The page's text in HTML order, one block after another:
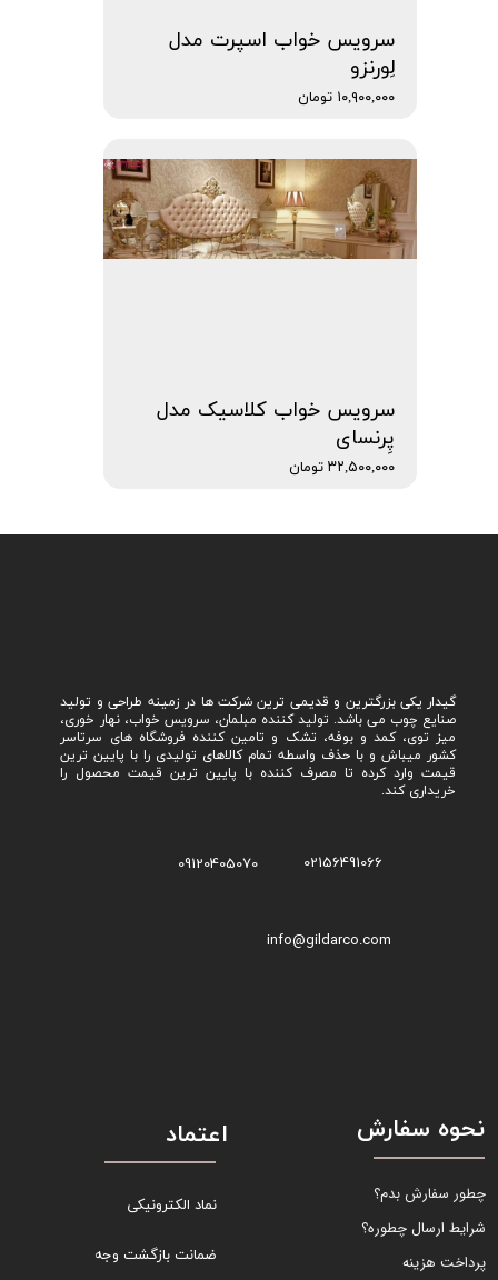
سرویس خواب اسپرت مدل
لِورنزو
۱۰,۹۰۰,۰۰۰ تومان
سرویس خواب کلاسیک مدل
پِرنسای
۳۲,۵۰۰,۰۰۰ تومان
گیدار یکی بزرگترین و قدیمی ترین شرکت ها در زمینه طراحی و تولید
صنایع چوب می باشد. تولید کننده مبلمان، سرویس خواب، نهار خوری،
میز توی، کمد و بوفه، تشک و تامین کننده فروشگاه های سرتاسر
کشور میباش و با حذف واسطه تمام کالاهای تولیدی را با پایین ترین
قیمت وارد کرده تا مصرف کننده با پایین ترین قیمت محصول را
خریداری کند.
02156491066
09120405070
info@gildarco.com
نحوه سفارش
چطور سفارش بدم؟
شرایط ارسال چطوره؟
پرداخت هزینه
اعتماد
نماد الکترونیکی
ضمانت بازگشت وجه